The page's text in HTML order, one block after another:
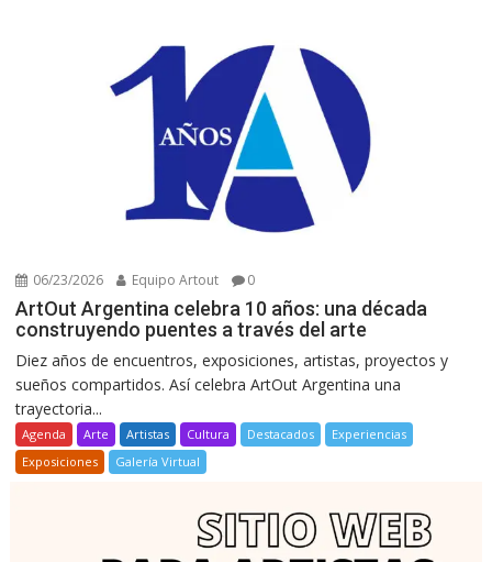
06/23/2026 Equipo Artout 0
ArtOut Argentina celebra 10 años: una década
construyendo puentes a través del arte
Diez años de encuentros, exposiciones, artistas, proyectos y
sueños compartidos. Así celebra ArtOut Argentina una
trayectoria...
Agenda Arte Artistas Cultura Destacados
Experiencias
Exposiciones
Galería Virtual